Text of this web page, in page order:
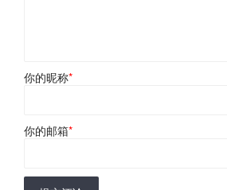
你的昵称*
你的邮箱*